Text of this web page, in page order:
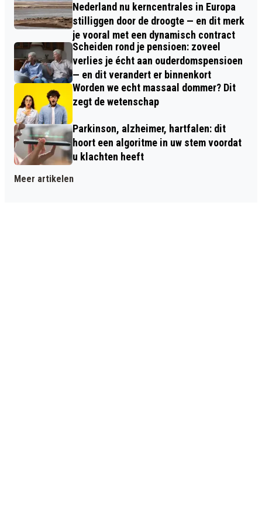
Nederland nu kerncentrales in Europa
stilliggen door de droogte — en dit merk
je vooral met een dynamisch contract
Scheiden rond je pensioen: zoveel
verlies je écht aan ouderdomspensioen
— en dit verandert er binnenkort
Worden we echt massaal dommer? Dit
zegt de wetenschap
Parkinson, alzheimer, hartfalen: dit
hoort een algoritme in uw stem voordat
u klachten heeft
Meer artikelen